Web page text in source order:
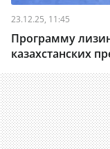
23.12.25, 11:45
Программу
казахстанских